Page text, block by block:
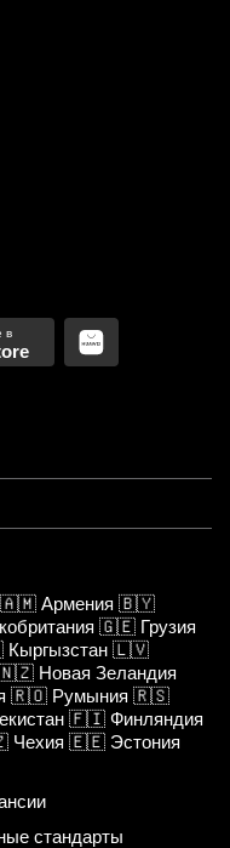
🇦🇲 Армения 🇧🇾
🇬🇪 Грузия
Кыргызстан 🇱🇻
Новая Зеландия
🇷🇴 Румыния 🇷🇸
🇫🇮 Финляндия
Чехия 🇪🇪 Эстония
стандарты